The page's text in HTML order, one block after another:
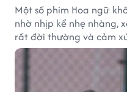
Một số phim Hoa ngữ
nhờ nhịp kể nhẹ nhàng,
rất đời thường và cảm